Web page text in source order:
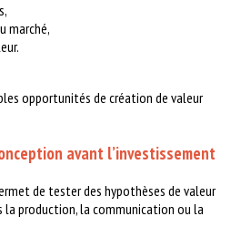
marché,
opportunités de création de valeur
avant l’investissement
de tester des hypothèses de valeur
la production, la communication ou la